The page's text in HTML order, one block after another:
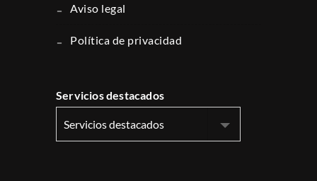
aviso legal
política de privacidad
Servicios destacados